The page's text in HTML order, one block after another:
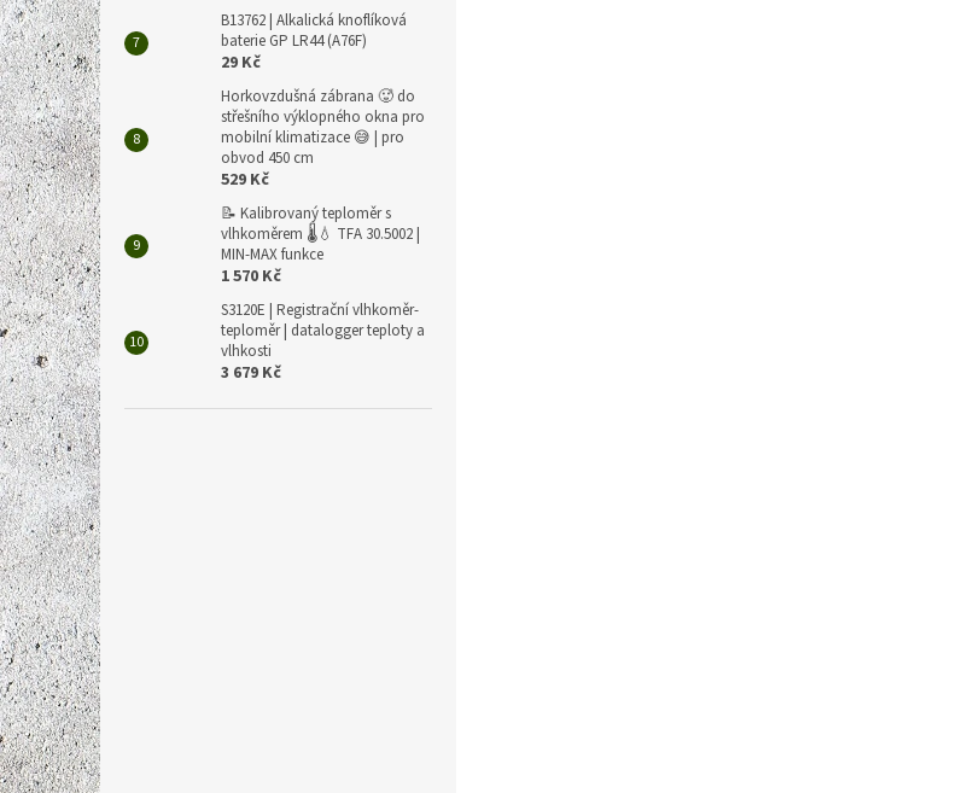
B13762 | Alkalická knoflíková
baterie GP LR44 (A76F)
29 Kč
Horkovzdušná zábrana 🥵 do
střešního výklopného okna pro
mobilní klimatizace 😅 | pro
obvod 450 cm
529 Kč
📝 Kalibrovaný teploměr s
vlhkoměrem 🌡️💧 TFA 30.5002 |
MIN-MAX funkce
1 570 Kč
S3120E | Registrační vlhkoměr-
teploměr | datalogger teploty a
vlhkosti
3 679 Kč